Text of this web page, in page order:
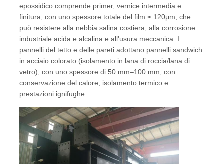
epossidico comprende primer, vernice intermedia e
finitura, con uno spessore totale del film ≥ 120μm, che
può resistere alla nebbia salina costiera, alla corrosione
industriale acida e alcalina e all'usura meccanica. I
pannelli del tetto e delle pareti adottano pannelli sandwich
in acciaio colorato (isolamento in lana di roccia/lana di
vetro), con uno spessore di 50 mm–100 mm, con
conservazione del calore, isolamento termico e
prestazioni ignifughe.